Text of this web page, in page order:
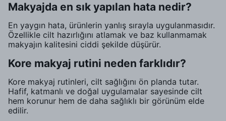
Makyajda en sık yapılan hata nedir?
En yaygın hata, ürünlerin yanlış sırayla uygulanmasıdır.
Özellikle cilt hazırlığını atlamak ve baz kullanmamak
makyajın kalitesini ciddi şekilde düşürür.
Kore makyaj rutini neden farklıdır?
Kore makyaj rutinleri, cilt sağlığını ön planda tutar.
Hafif, katmanlı ve doğal uygulamalar sayesinde cilt
hem korunur hem de daha sağlıklı bir görünüm elde
edilir.